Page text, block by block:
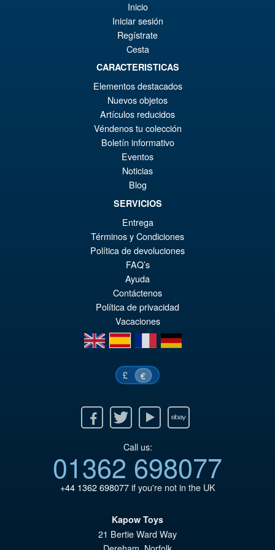
Action Figure ( Reissue )
VORBESTELLUNGEN
S.H.Figuarts Rebuild of
Evangelion Shinji Ikari Action
Figure
VORBESTELLUNGEN
Inicio
Iniciar sesión
Regístrate
Cesta
CARACTERISTICAS
Elementos destacados
Nuevos objetos
Artículos reducidos
Véndenos tu colección
Boletín informativo
Eventos
Noticias
Blog
SERVICIOS
Entrega
Términos y Condiciones
Política de devoluciones
FAQ’s
Ayuda
Contáctenos
Política de privacidad
Vacaciones
en
es fr de
£ €
Twitter Youtube Ebay
Call us:
01362 698077
+44 1362 698077if you're not in the UK
Kapow Toys
21 Bertie Ward Way